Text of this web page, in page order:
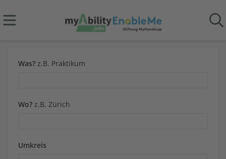
Was? z.B. Praktikum
Wo? z.B. Zürich
Umkreis